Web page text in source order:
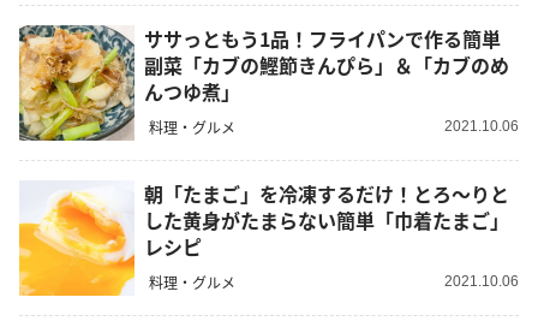
ササっともう1品！フライパンで作る簡単
副菜「カブの鰹節きんぴら」＆「カブのめ
んつゆ煮」
料理・グルメ 2021.10.06
朝「たまご」を冷凍するだけ！とろ〜りと
した黄身がたまらない簡単「巾着たまご」
レシピ
料理・グルメ 2021.10.06